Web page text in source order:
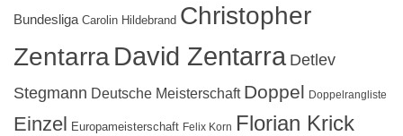
Bundesliga Carolin Hildebrand Christopher
ZentarraDavid Zentarra Detlev
Stegmann Deutsche Meisterschaft Doppel Doppelrangliste
Einzel Europameisterschaft Felix Korn Florian Krick